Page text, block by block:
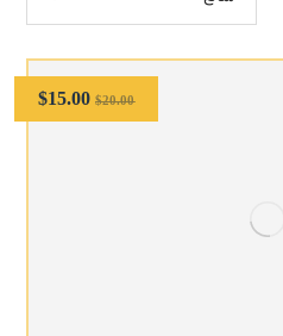
$20.00
$15.00